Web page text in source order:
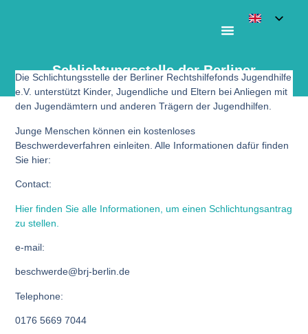
Schlichtungsstelle der Berliner
Rechtshilfefonds Jugendhilfe
Die Schlichtungsstelle der Berliner Rechtshilfefonds Jugendhilfe
e.V. unterstützt Kinder, Jugendliche und Eltern bei Anliegen mit
den Jugendämtern und anderen Trägern der Jugendhilfen.
Junge Menschen können ein kostenloses
Beschwerdeverfahren einleiten. Alle Informationen dafür finden
Sie hier:
Contact:
Hier finden Sie alle Informationen, um einen Schlichtungsantrag
zu stellen.
e-mail:
beschwerde@brj-berlin.de
Telephone:
0176 5669 7044